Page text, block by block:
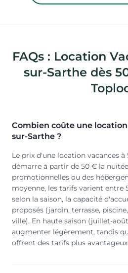
FAQs : Location
sur-Sarthe dès
Combien coûte une location
sur-Sarthe ?
Le prix d'une location vacances à
démarre à partir de 50 € la
promotionnelles ou des
moyenne, les tarifs varient entre
selon la saison, la capacité
proposés (jardin, terrasse,
ville). En haute saison (juillet-
augmenter légèrement, tandis
offrent des tarifs plus avantageux.